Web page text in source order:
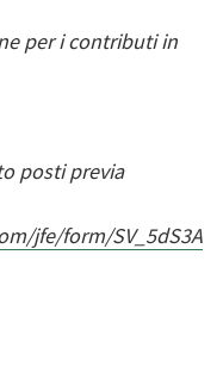
per i contributi in
posti previa
jfe/form/SV_5dS3A